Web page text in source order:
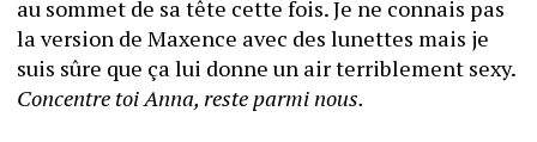
au sommet de sa tête cette fois. Je ne connais pas
la version de Maxence avec des lunettes mais je